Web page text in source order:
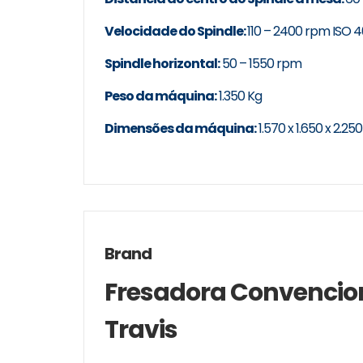
Velocidade do Spindle:110 – 2400 rpm ISO
Spindle horizontal:50 – 1550 rpm
Peso da máquina:1.350 Kg
Dimensões da máquina:1.570 x 1.650 x
Brand
Fresadora
Travis